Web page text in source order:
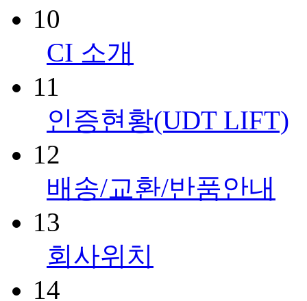
10
CI 소개
11
인증현황(UDT LIFT)
12
배송/교환/반품안내
13
회사위치
14